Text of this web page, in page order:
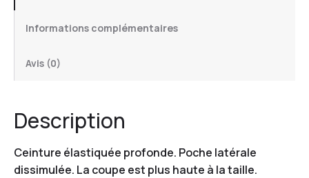
Informations complémentaires
Avis (0)
Description
Ceinture élastiquée profonde. Poche latérale
dissimulée. La coupe est plus haute à la taille.